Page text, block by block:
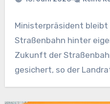
Ministerpräsident bleibt
Straßenbahn hinter
Zukunft der
gesichert, so der
und…